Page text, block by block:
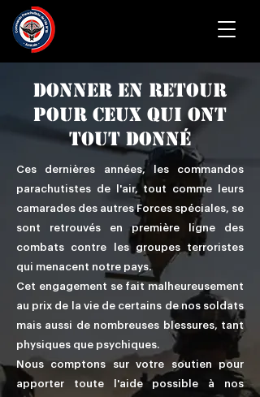
donner en retour
POUR ceux qui ONT
TOUT DONNé
Ces dernières années, les commandos
parachutistes de l'air, tout comme leurs
camarades des autres Forces spéciales, se
sont retrouvés en première ligne des
combats contre les groupes terroristes
qui menacent notre pays.
Cet engagement se fait malheureusement
au prix de la vie de certains de nos soldats
mais aussi de nombreuses blessures, tant
physiques que psychiques.
Nous comptons sur votre soutien pour
apporter toute l'aide possible à nos